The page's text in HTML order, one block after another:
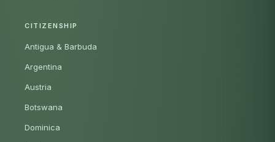
CITIZENSHIP
Antigua & Barbuda
Argentina
Austria
Botswana
Dominica